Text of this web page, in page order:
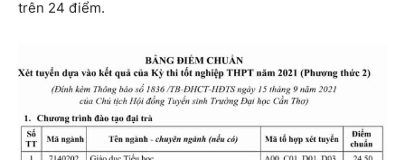
trên 24 điểm.